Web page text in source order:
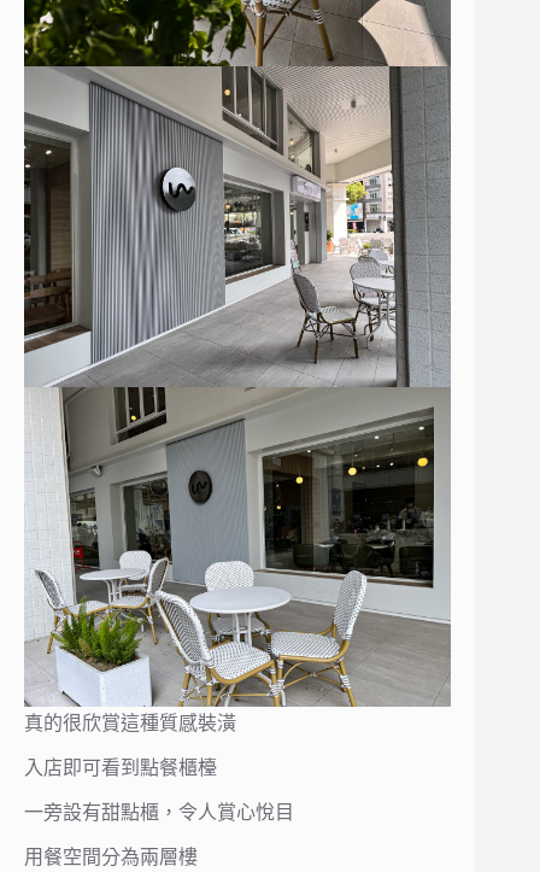
真的很欣賞這種質感裝潢
入店即可看到點餐櫃檯
一旁設有甜點櫃，令人賞心悅目
用餐空間分為兩層樓